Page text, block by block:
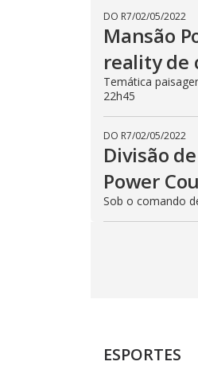
DO R7/02/05/2022
Mansão
reality de
Temática
22h45
DO R7/02/05/2022
Divisão
Power
Sob o comando
ESPORTES